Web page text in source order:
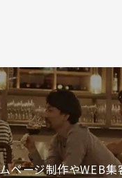
ページ制作やWEB集